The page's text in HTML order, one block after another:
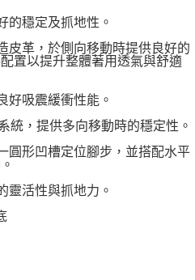
的穩定及抓地性。
皮革，於側向移動時提供良好的
置以提升整體著用透氣與舒適
好吸震緩衝性能。
統，提供多向移動時的穩定性。
圓形凹槽定位腳步，並搭配水平
靈活性與抓地力。